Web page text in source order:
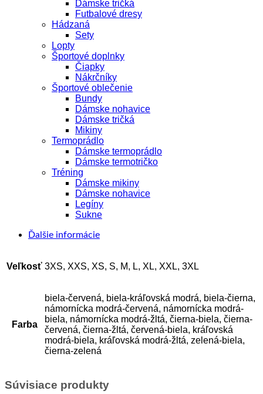
Dámske tričká
Futbalové dresy
Hádzaná
Sety
Lopty
Športové doplnky
Čiapky
Nákrčníky
Športové oblečenie
Bundy
Dámske nohavice
Dámske tričká
Mikiny
Termoprádlo
Dámske termoprádlo
Dámske termotričko
Tréning
Dámske mikiny
Dámske nohavice
Legíny
Sukne
Ďalšie informácie
Veľkosť 3XS, XXS, XS, S, M, L, XL, XXL, 3XL
Farba
biela-červená, biela-kráľovská modrá, biela-čierna,
námornícka modrá-červená, námornícka modrá-
biela, námornícka modrá-žltá, čierna-biela, čierna-
červená, čierna-žltá, červená-biela, kráľovská
modrá-biela, kráľovská modrá-žltá, zelená-biela,
čierna-zelená
Súvisiace produkty